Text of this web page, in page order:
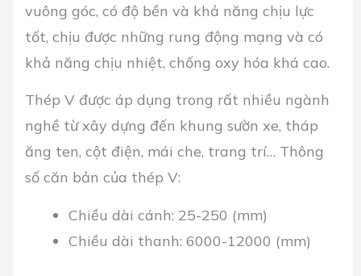
vuông góc, có độ bền và khả năng chịu lực
tốt, chịu được những rung động mạng và có
khả năng chịu nhiệt, chống oxy hóa khá cao.
Thép V được áp dụng trong rất nhiều ngành
nghề từ xây dựng đến khung sườn xe, tháp
ăng ten, cột điện, mái che, trang trí… Thông
số căn bản của thép V:
Chiều dài cánh: 25-250 (mm)
Chiều dài thanh: 6000-12000 (mm)